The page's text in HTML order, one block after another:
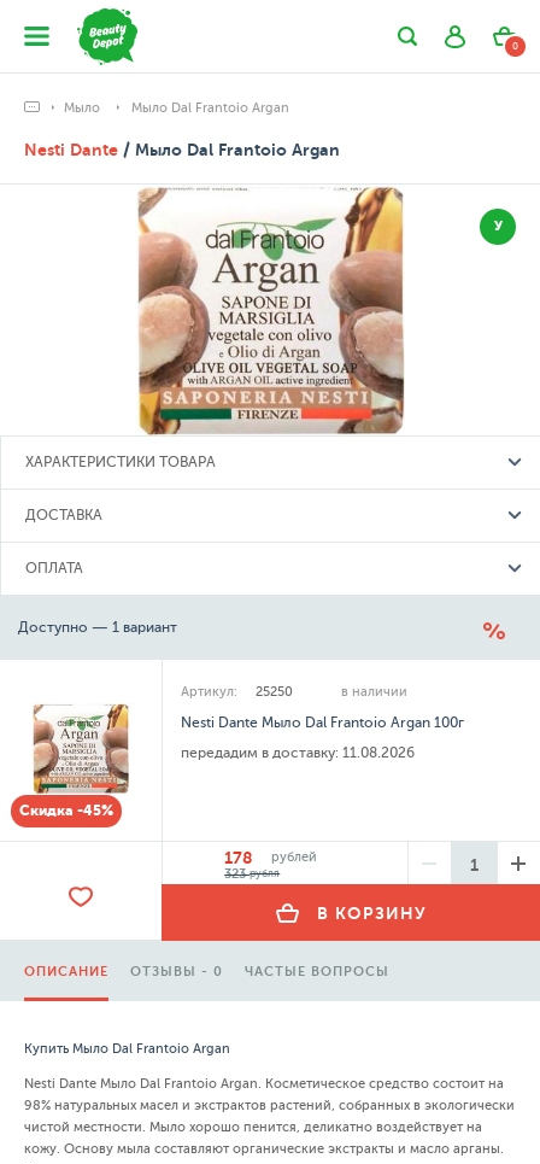
0
Мыло Мыло Dal Frantoio Argan
Nesti Dante / Мыло Dal Frantoio Argan
У
ХАРАКТЕРИСТИКИ ТОВАРА
ДОСТАВКА
ОПЛАТА
Доступно — 1 вариант
Скидка -45%
Артикул: 25250 в наличии
Nesti Dante Мыло Dal Frantoio Argan 100г
передадим в доставку: 11.08.2026
178
рублей
323рубля
В КОРЗИНУ
ОПИСАНИЕ ОТЗЫВЫ - 0 ЧАСТЫЕ ВОПРОСЫ
Купить Мыло Dal Frantoio Argan
Nesti Dante Мыло Dal Frantoio Argan. Косметическое средство состоит на
98% натуральных масел и экстрактов растений, собранных в экологически
чистой местности. Мыло хорошо пенится, деликатно воздействует на
кожу. Основу мыла составляют органические экстракты и масло арганы.